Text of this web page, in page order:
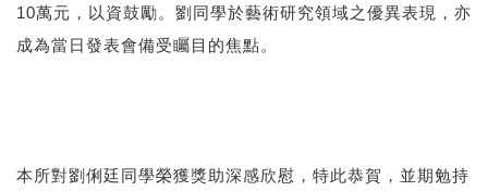
10萬元，以資鼓勵。劉同學於藝術研究領域之優異表現，亦
成為當日發表會備受矚目的焦點。
本所對劉俐廷同學榮獲獎助深感欣慰，特此恭賀，並期勉持